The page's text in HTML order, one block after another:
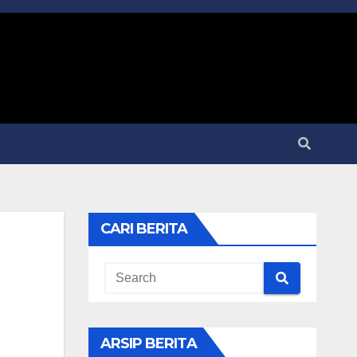
CARI BERITA
ARSIP BERITA